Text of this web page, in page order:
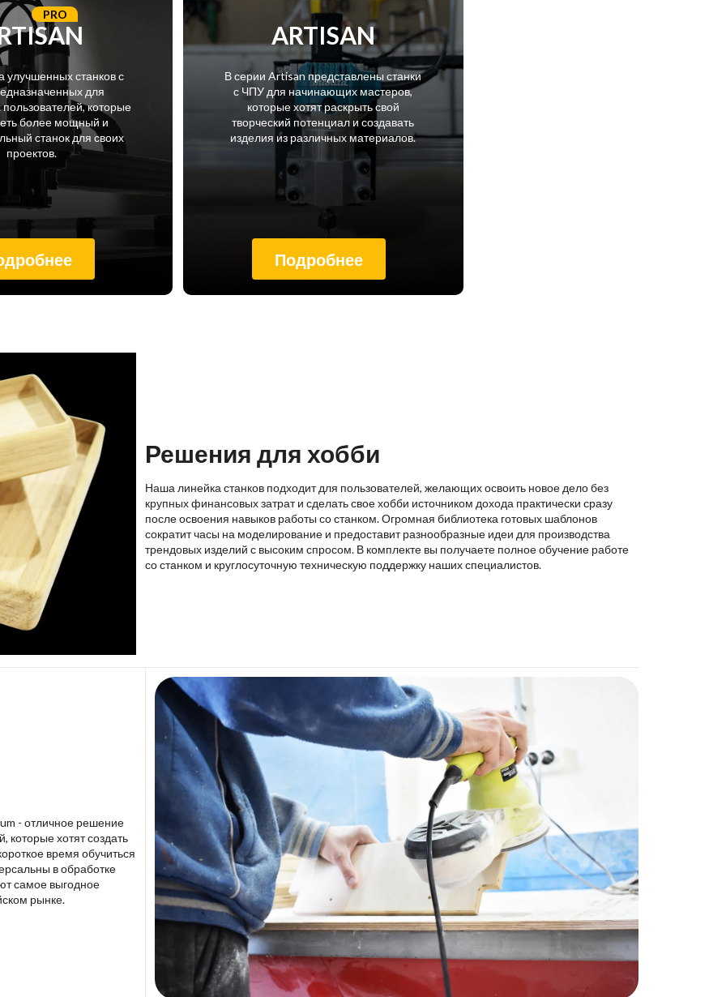
PRO
улучшенных станков с
для
которые
более мощный и
станок для своих
проектов.
ARTISAN
В серии Artisan представлены станки
с ЧПУ для начинающих мастеров,
которые хотят раскрыть свой
творческий потенциал и создавать
изделия из различных материалов.
Подробнее
Решения для хобби
Наша линейка станков подходит для пользователей, желающих освоить новое дело без
крупных финансовых затрат и сделать свое хобби источником дохода практически сразу
после освоения навыков работы со станком. Огромная библиотека готовых шаблонов
сократит часы на моделирование и предоставит разнообразные идеи для производства
трендовых изделий с высоким спросом. В комплекте вы получаете полное обучение работе
со станком и круглосуточную техническую поддержку наших специалистов.
- отличное решение
хотят создать
время обучиться
в обработке
самое выгодное
рынке.